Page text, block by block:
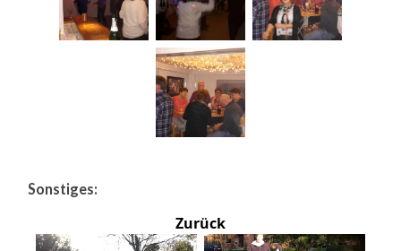
Sonstiges:
Zurück